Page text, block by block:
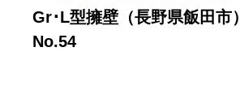
Gr･L型擁壁（長野県飯田市）
No.54